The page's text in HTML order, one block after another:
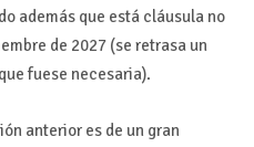
además que está cláusula no
de 2027 (se retrasa un
fuese necesaria).
anterior es de un gran